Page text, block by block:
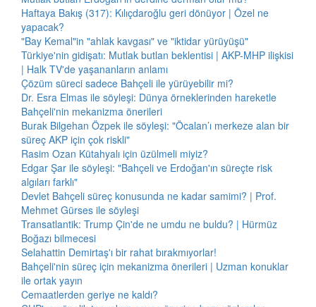
Haftaya Bakış (317): Kılıçdaroğlu geri dönüyor | Özel ne
yapacak?
"Bay Kemal"in "ahlak kavgası" ve "iktidar yürüyüşü"
Türkiye'nin gidişatı: Mutlak butlan beklentisi | AKP-MHP ilişkisi
| Halk TV'de yaşananların anlamı
Çözüm süreci sadece Bahçeli ile yürüyebilir mi?
Dr. Esra Elmas ile söyleşi: Dünya örneklerinden hareketle
Bahçeli'nin mekanizma önerileri
Burak Bilgehan Özpek ile söyleşi: "Öcalan’ı merkeze alan bir
süreç AKP için çok riskli"
Rasim Ozan Kütahyalı için üzülmeli miyiz?
Edgar Şar ile söyleşi: "Bahçeli ve Erdoğan'ın süreçte risk
algıları farklı"
Devlet Bahçeli süreç konusunda ne kadar samimi? | Prof.
Mehmet Gürses ile söyleşi
Transatlantik: Trump Çin'de ne umdu ne buldu? | Hürmüz
Boğazı bilmecesi
Selahattin Demirtaş'ı bir rahat bırakmıyorlar!
Bahçeli'nin süreç için mekanizma önerileri | Uzman konuklar
ile ortak yayın
Cemaatlerden geriye ne kaldı?